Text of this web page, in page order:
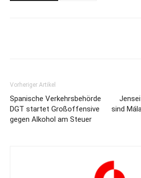
Vorheriger Artikel
Spanische Verkehrsbehörde
DGT startet Großoffensive
gegen Alkohol am Steuer
sind